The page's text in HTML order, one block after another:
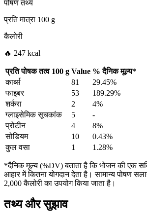
पोषण तथ्य
प्रति मात्रा 100 g
कैलोरी
🔥 247 kcal
प्रति पोषक तत्व 100 g Value %दैनिक मूल्य*
कार्ब्स
81
29.45%
फाइबर
53
189.29%
शर्करा
2
4%
ग्लाइसेमिक सूचकांक
5
-
प्रोटीन
4
8%
सोडियम
10
0.43%
कुल वसा
1 1.28%
*दैनिक मूल्य (%DV) बताता है कि भोजन की एक
आहार में कितना योगदान देता है। सामान्य पोषण
2,000 कैलोरी का उपयोग किया जाता है।
तथ्य और सुझाव